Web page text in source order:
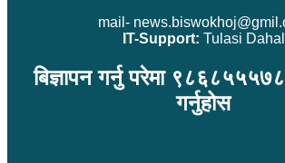
mail-
IT-Support: Tulasi Dahal
बिज्ञापन गर्नु परेमा
गर्नुहोस